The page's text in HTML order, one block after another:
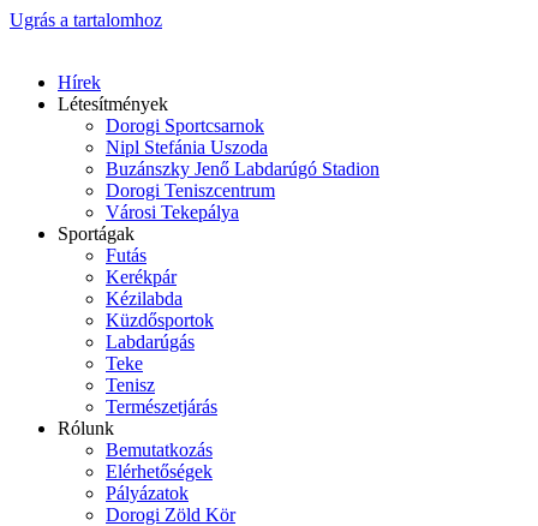
Ugrás a tartalomhoz
Hírek
Létesítmények
Dorogi Sportcsarnok
Nipl Stefánia Uszoda
Buzánszky Jenő Labdarúgó Stadion
Dorogi Teniszcentrum
Városi Tekepálya
Sportágak
Futás
Kerékpár
Kézilabda
Küzdősportok
Labdarúgás
Teke
Tenisz
Természetjárás
Rólunk
Bemutatkozás
Elérhetőségek
Pályázatok
Dorogi Zöld Kör